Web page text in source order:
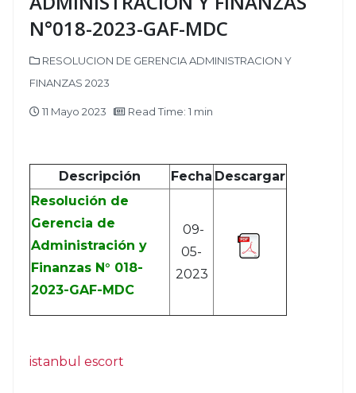
N°018-2023-GAF-MDC
RESOLUCION DE GERENCIA ADMINISTRACION Y
FINANZAS 2023
11 Mayo 2023 Read Time: 1 min
Descripción Fecha Descargar
Resolución de
Gerencia de
Administración y
Finanzas N° 018-
2023-GAF-MDC
09-
05-
2023
istanbul escort